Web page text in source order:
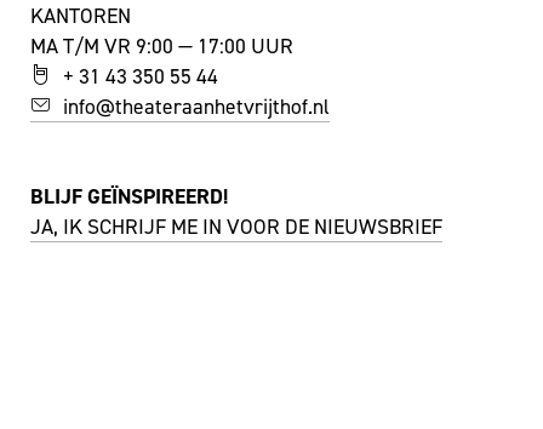
KANTOREN
MA T/M VR 9:00 — 17:00 UUR
+ 31 43 350 55 44
info@theateraanhetvrijthof.nl
BLIJF GEÏNSPIREERD!
JA, IK SCHRIJF ME IN VOOR DE NIEUWSBRIEF